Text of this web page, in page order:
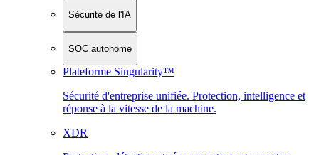
Sécurité de l'IA
SOC autonome
Plateforme Singularity™
Sécurité d'entreprise unifiée. Protection, intelligence et
réponse à la vitesse de la machine.
XDR